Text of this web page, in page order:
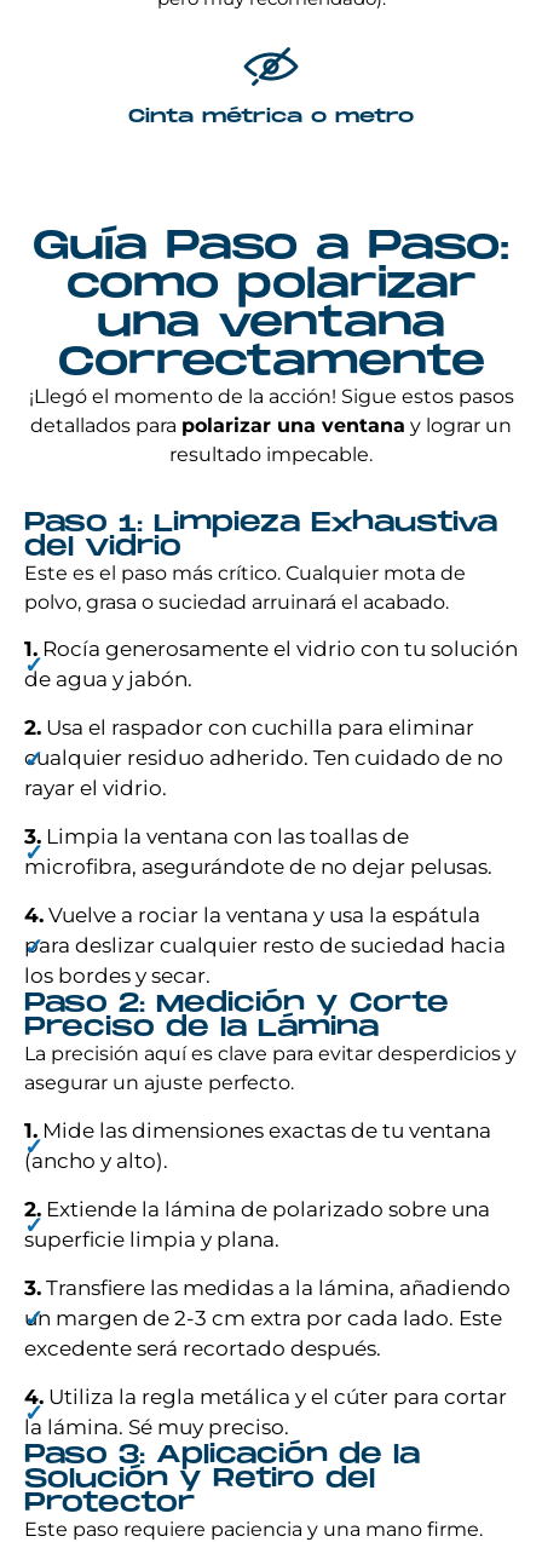
Cinta métrica o metro
Guía Paso a Paso:
como polarizar
una ventana​
Correctamente
¡Llegó el momento de la acción! Sigue estos pasos
detallados para polarizar una ventana y lograr un
resultado impecable.
Paso 1: Limpieza Exhaustiva
del Vidrio
Este es el paso más crítico. Cualquier mota de
polvo, grasa o suciedad arruinará el acabado.
1. Rocía generosamente el vidrio con tu solución
de agua y jabón.
2. Usa el raspador con cuchilla para eliminar
cualquier residuo adherido. Ten cuidado de no
rayar el vidrio.
3. Limpia la ventana con las toallas de
microfibra, asegurándote de no dejar pelusas.
4. Vuelve a rociar la ventana y usa la espátula
para deslizar cualquier resto de suciedad hacia
los bordes y secar.
Paso 2: Medición y Corte
Preciso de la Lámina
La precisión aquí es clave para evitar desperdicios y
asegurar un ajuste perfecto.
1. Mide las dimensiones exactas de tu ventana
(ancho y alto).
2. Extiende la lámina de polarizado sobre una
superficie limpia y plana.
3. Transfiere las medidas a la lámina, añadiendo
un margen de 2-3 cm extra por cada lado. Este
excedente será recortado después.
4. Utiliza la regla metálica y el cúter para cortar
la lámina. Sé muy preciso.
Paso 3: Aplicación de la
Solución y Retiro del
Protector
Este paso requiere paciencia y una mano firme.